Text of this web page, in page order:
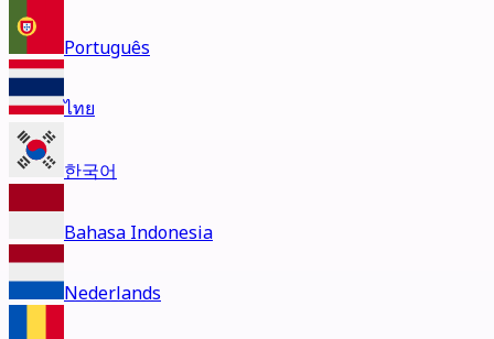
Português
ไทย
한국어
Bahasa Indonesia
Nederlands